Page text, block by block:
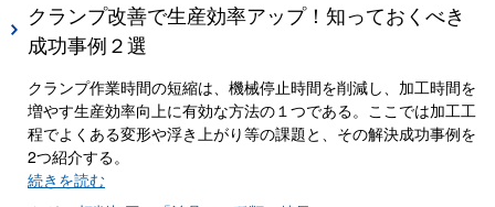
クランプ改善で生産効率アップ！知っておくべき
成功事例２選
クランプ作業時間の短縮は、機械停止時間を削減し、加工時間を
増やす生産効率向上に有効な方法の１つである。ここでは加工工
程でよくある変形や浮き上がり等の課題と、その解決成功事例を
2つ紹介する。
続きを読む